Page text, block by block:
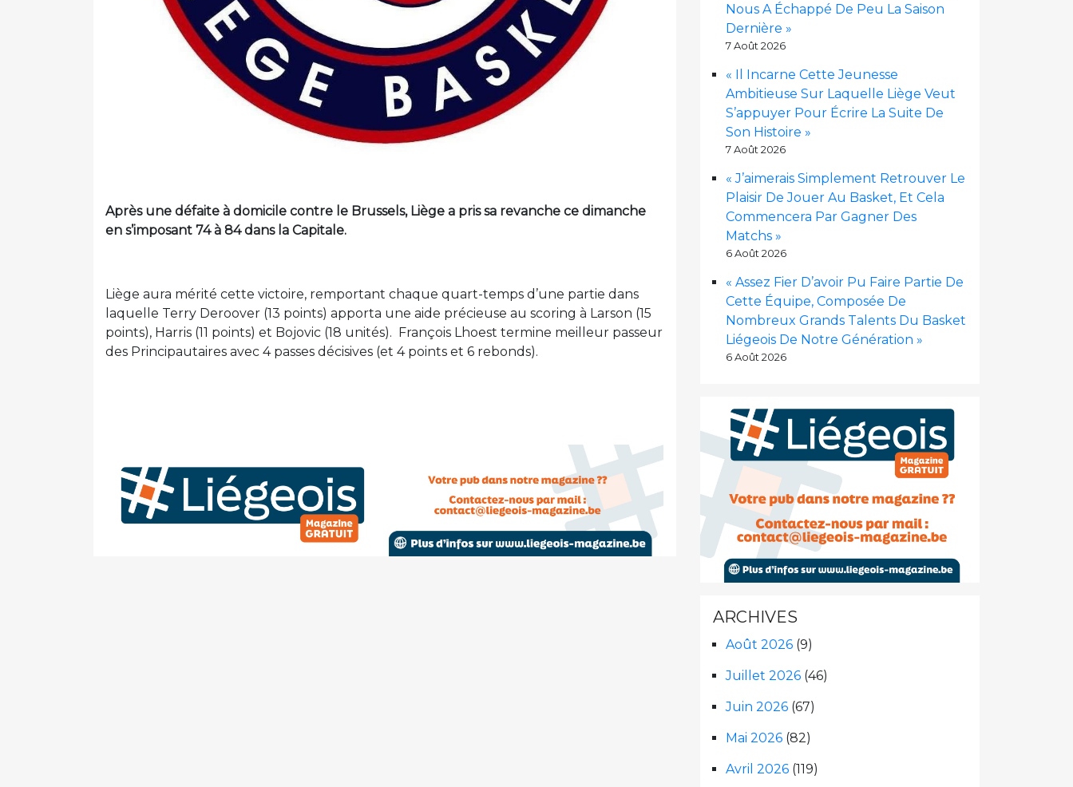
Après une défaite à domicile contre le Brussels, Liège a pris sa revanche ce dimanche
en s’imposant 74 à 84 dans la Capitale.
Liège aura mérité cette victoire, remportant chaque quart-temps d’une partie dans
laquelle Terry Deroover (13 points) apporta une aide précieuse au scoring à Larson (15
points), Harris (11 points) et Bojovic (18 unités). François Lhoest termine meilleur passeur
des Principautaires avec 4 passes décisives (et 4 points et 6 rebonds).
Nous A Échappé De Peu La Saison
Dernière »
7 Août 2026
« Il Incarne Cette Jeunesse
Ambitieuse Sur Laquelle Liège Veut
S’appuyer Pour Écrire La Suite De
Son Histoire »
7 Août 2026
« J’aimerais Simplement Retrouver Le
Plaisir De Jouer Au Basket, Et Cela
Commencera Par Gagner Des
Matchs »
6 Août 2026
« Assez Fier D’avoir Pu Faire Partie De
Cette Équipe, Composée De
Nombreux Grands Talents Du Basket
Liégeois De Notre Génération »
6 Août 2026
ARCHIVES
Août 2026 (9)
Juillet 2026 (46)
Juin 2026 (67)
Mai 2026 (82)
Avril 2026 (119)